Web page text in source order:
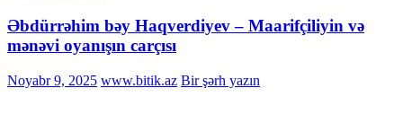
Əbdürrəhim bəy Haqverdiyev – Maarifçiliyin və
mənəvi oyanışın carçısı
Noyabr 9, 2025 www.bitik.az Bir şərh yazın